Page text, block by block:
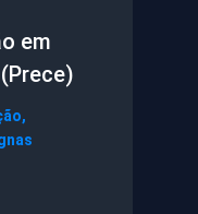
em
,